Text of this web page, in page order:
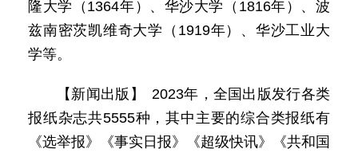
隆大学（1364年）、华沙大学（1816年）、波
兹南密茨凯维奇大学（1919年）、华沙工业大
学等。
【新闻出版】 2023年，全国出版发行各类
报纸杂志共5555种，其中主要的综合类报纸有
《选举报》《事实日报》《超级快讯》《共和国